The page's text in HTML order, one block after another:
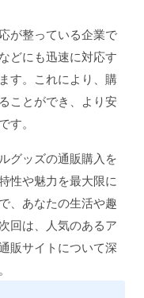
が整っている企業で
どにも迅速に対応す
す。これにより、購
ことができ、より安
す。
グッズの通販購入を
性や魅力を最大限に
、あなたの生活や趣
回は、人気のあるア
販サイトについて深